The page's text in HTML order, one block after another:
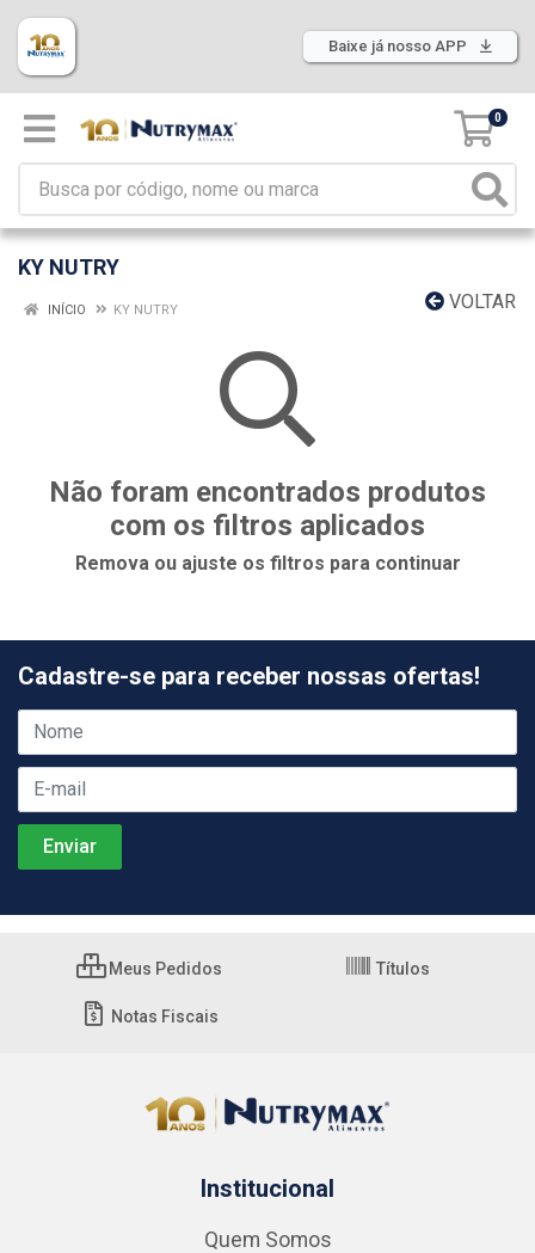
Baixe já nosso APP
0
KY NUTRY
VOLTAR
INÍCIO KY NUTRY
Não foram encontrados produtos
com os filtros aplicados
Remova ou ajuste os filtros para continuar
Cadastre-se para receber nossas ofertas!
Meus Pedidos Títulos
Notas Fiscais
Institucional
Quem Somos